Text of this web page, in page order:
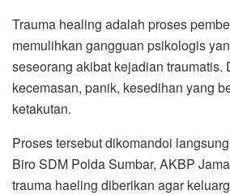
Trauma healing adalah proses
memulihkan gangguan psikologis
seseorang akibat kejadian traumatis.
kecemasan, panik, kesedihan yang
ketakutan.
Proses tersebut dikomandoi
Biro SDM Polda Sumbar, AKBP
trauma haeling diberikan agar